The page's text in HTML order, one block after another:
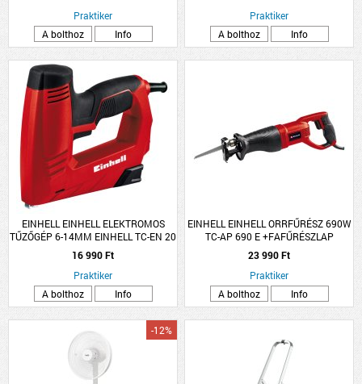
Praktiker
A bolthoz
Info
Praktiker
A bolthoz
Info
EINHELL EINHELL ELEKTROMOS
TŰZŐGÉP 6-14MM EINHELL TC-EN 20
E, TŰZŐKAPOCSSAL ÉS SZEGGEL
16 990 Ft
Praktiker
A bolthoz
Info
EINHELL EINHELL ORRFŰRÉSZ 690W
TC-AP 690 E +FAFŰRÉSZLAP
23 990 Ft
Praktiker
A bolthoz
Info
-12%